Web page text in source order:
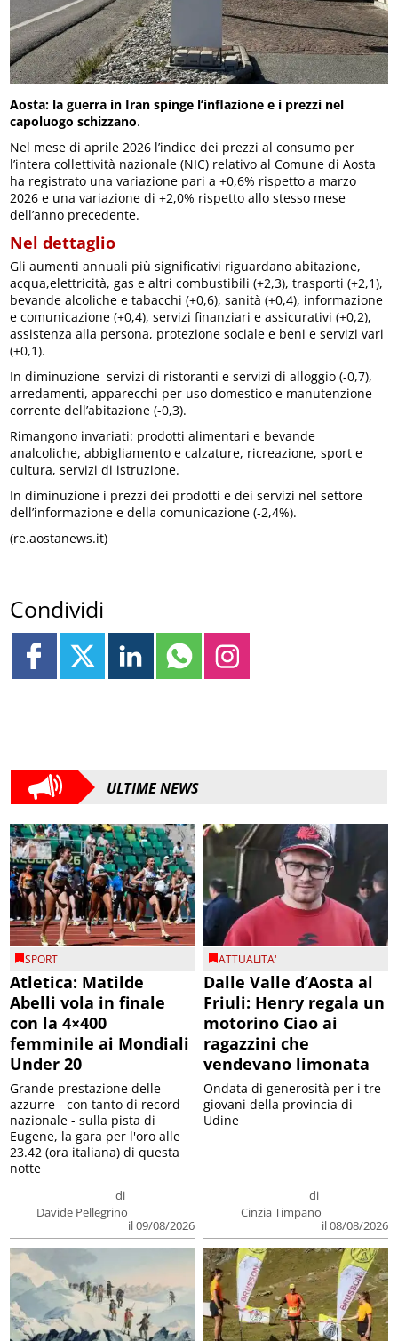
Aosta: la guerra in Iran spinge l’inflazione e i prezzi nel
capoluogo schizzano.
Nel mese di aprile 2026 l’indice dei prezzi al consumo per
l’intera collettività nazionale (NIC) relativo al Comune di Aosta
ha registrato una variazione pari a +0,6% rispetto a marzo
2026 e una variazione di +2,0% rispetto allo stesso mese
dell’anno precedente.
Nel dettaglio
Gli aumenti annuali più significativi riguardano abitazione,
acqua,elettricità, gas e altri combustibili (+2,3), trasporti (+2,1),
bevande alcoliche e tabacchi (+0,6), sanità (+0,4), informazione
e comunicazione (+0,4), servizi finanziari e assicurativi (+0,2),
assistenza alla persona, protezione sociale e beni e servizi vari
(+0,1).
In diminuzione servizi di ristoranti e servizi di alloggio (-0,7),
arredamenti, apparecchi per uso domestico e manutenzione
corrente dell’abitazione (-0,3).
Rimangono invariati: prodotti alimentari e bevande
analcoliche, abbigliamento e calzature, ricreazione, sport e
cultura, servizi di istruzione.
In diminuzione i prezzi dei prodotti e dei servizi nel settore
dell’informazione e della comunicazione (-2,4%).
(re.aostanews.it)
Condividi
ULTIME NEWS
SPORT
Atletica: Matilde
Abelli vola in finale
con la 4×400
femminile ai Mondiali
Under 20
di
Davide Pellegrino
il 09/08/2026
Grande prestazione delle
azzurre - con tanto di record
nazionale - sulla pista di
Eugene, la gara per l'oro alle
23.42 (ora italiana) di questa
notte
ATTUALITA'
Dalle Valle d’Aosta al
Friuli: Henry regala un
motorino Ciao ai
ragazzini che
vendevano limonata
di
Cinzia Timpano
il 08/08/2026
Ondata di generosità per i tre
giovani della provincia di
Udine